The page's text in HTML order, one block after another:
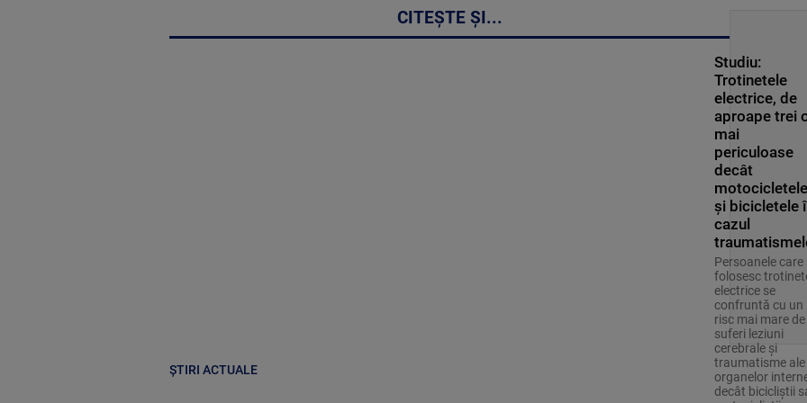
CITEȘTE ȘI...
ȘTIRI ACTUALE
Studiu:
Trotinetele
electrice, de
aproape trei
mai
periculoase
decât
motocicletele
și bicicletele
cazul
Persoanele care
folosesc
electrice se
confruntă cu un
risc mai mare de
suferi leziuni
cerebrale și
traumatisme ale
organelor
decât bicicliștii